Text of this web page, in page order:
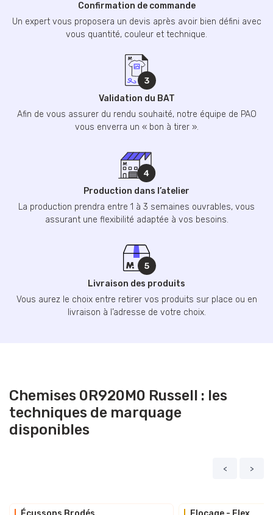
Confirmation de commande
Un expert vous proposera un devis après avoir bien défini avec
vous quantité, couleur et technique.
Validation du BAT
Afin de vous assurer du rendu souhaité, notre équipe de PAO
vous enverra un « bon à tirer ».
Production dans l’atelier
La production prendra entre 1 à 3 semaines ouvrables, vous
assurant une flexibilité adaptée à vos besoins.
Livraison des produits
Vous aurez le choix entre retirer vos produits sur place ou en
livraison à l’adresse de votre choix.
Chemises 0R920M0 Russell : les
techniques de marquage
disponibles
< >